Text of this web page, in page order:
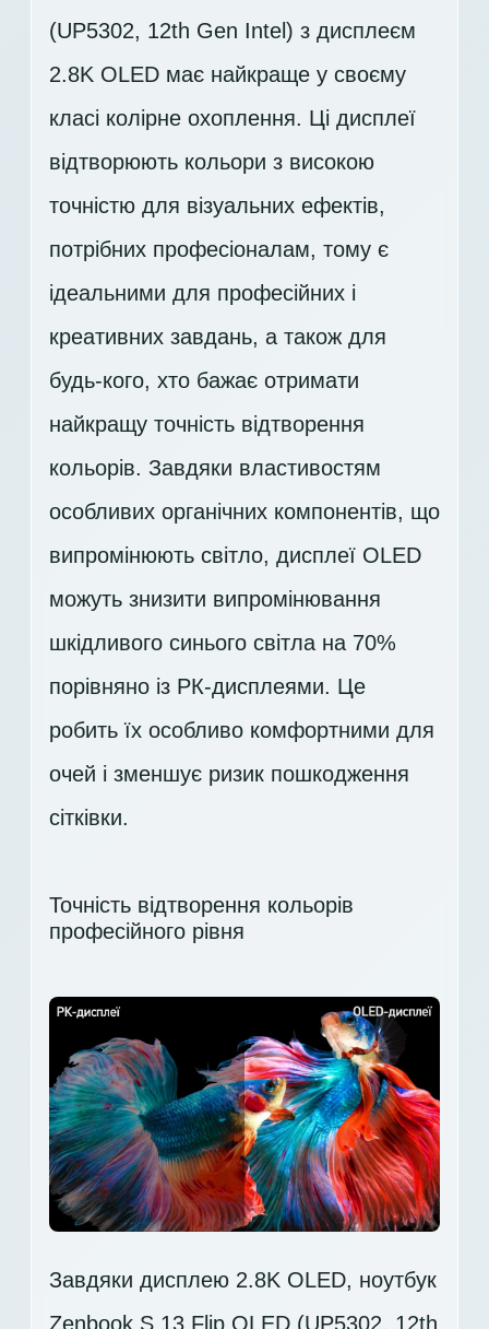
(UP5302, 12th Gen Intel) з дисплеєм
2.8K OLED має найкраще у своєму
класі колірне охоплення. Ці дисплеї
відтворюють кольори з високою
точністю для візуальних ефектів,
потрібних професіоналам, тому є
ідеальними для професійних і
креативних завдань, а також для
будь-кого, хто бажає отримати
найкращу точність відтворення
кольорів. Завдяки властивостям
особливих органічних компонентів, що
випромінюють світло, дисплеї OLED
можуть знизити випромінювання
шкідливого синього світла на 70%
порівняно із РК-дисплеями. Це
робить їх особливо комфортними для
очей і зменшує ризик пошкодження
сітківки.
Точність відтворення кольорів
професійного рівня
Завдяки дисплею 2.8K OLED, ноутбук
Zenbook S 13 Flip OLED (UP5302, 12th